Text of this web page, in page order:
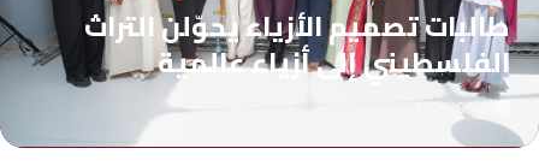
طالبات تصميم الأزياء يحوّلن التراث
الفلسطيني إلى أزياء عالمية
2026-06-24